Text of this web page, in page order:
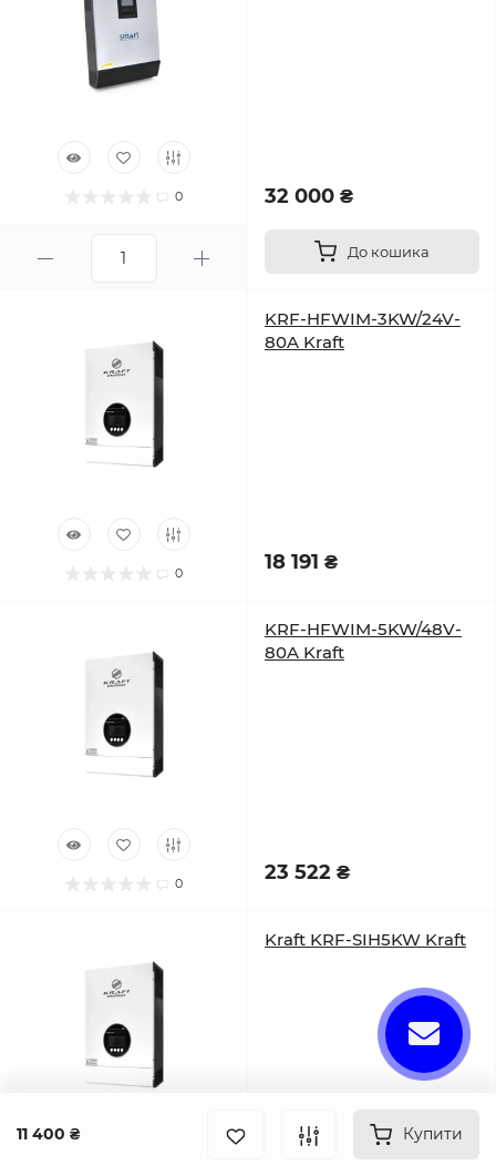
11 400 ₴ Купити
0 32 000 ₴
До кошика
0
KRF-HFWIM-3KW/24V-
80A Kraft
18 191 ₴
0
KRF-HFWIM-5KW/48V-
80A Kraft
23 522 ₴
Kraft KRF-SIH5KW Kraft